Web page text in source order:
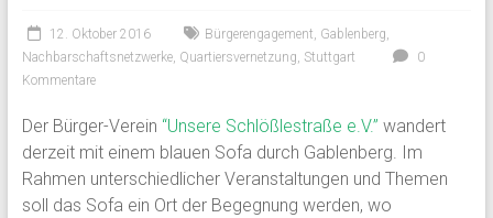
12. Oktober 2016 Bürgerengagement, Gablenberg,
Nachbarschaftsnetzwerke, Quartiersvernetzung, Stuttgart
0
Kommentare
Der Bürger-Verein “Unsere Schlößlestraße e.V.” wandert
derzeit mit einem blauen Sofa durch Gablenberg. Im
Rahmen unterschiedlicher Veranstaltungen und Themen
soll das Sofa ein Ort der Begegnung werden, wo